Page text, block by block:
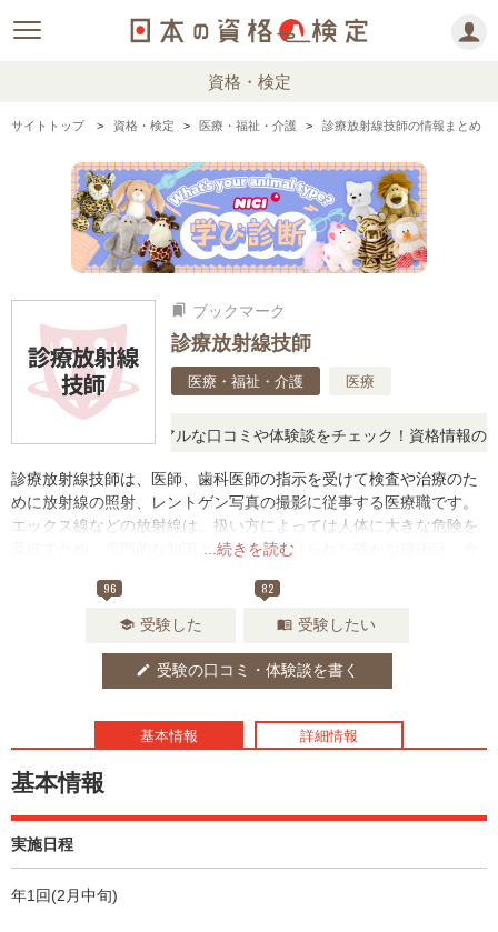
資格・検定
サイトトップ 資格・検定 医療・福祉・介護 診療放射線技師の情報まとめ
bookmarks ブックマーク
診療放射線技師
医療・福祉・介護 医療
に思ったら、リアルな口コミや体験談をチェック！資格情報の下か
...続きを読む
診療放射線技師は、医師、歯科医師の指示を受けて検査や治療のた
めに放射線の照射、レントゲン写真の撮影に従事する医療職です。
エックス線などの放射線は、扱い方によっては人体に大きな危険を
及ぼすため、専門的な知識とそれに裏付けられた確かな技術は、今
96
school 受験した
82
menu_book 受験したい
edit 受験の口コミ・体験談を書く
基本情報 詳細情報
基本情報
実施日程
年1回(2月中旬)